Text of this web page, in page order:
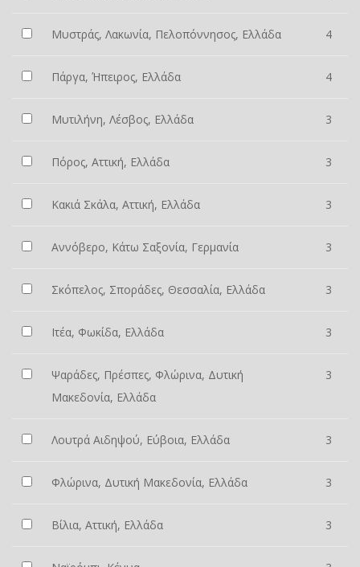
Μυστράς, Λακωνία, Πελοπόννησος, Ελλάδα 4
Πάργα, Ήπειρος, Ελλάδα 4
Μυτιλήνη, Λέσβος, Ελλάδα 3
Πόρος, Αττική, Ελλάδα 3
Κακιά Σκάλα, Αττική, Ελλάδα 3
Αννόβερο, Κάτω Σαξονία, Γερμανία 3
Σκόπελος, Σποράδες, Θεσσαλία, Ελλάδα 3
Ιτέα, Φωκίδα, Ελλάδα 3
Ψαράδες, Πρέσπες, Φλώρινα, Δυτική
Μακεδονία, Ελλάδα
3
Λουτρά Αιδηψού, Εύβοια, Ελλάδα 3
Φλώρινα, Δυτική Μακεδονία, Ελλάδα 3
Βίλια, Αττική, Ελλάδα 3